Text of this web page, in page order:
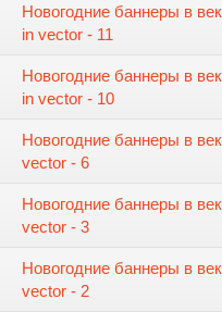
Новогодние баннеры в
in vector - 11
Новогодние баннеры в
in vector - 10
Новогодние баннеры в
vector - 6
Новогодние баннеры в
vector - 3
Новогодние баннеры в
vector - 2